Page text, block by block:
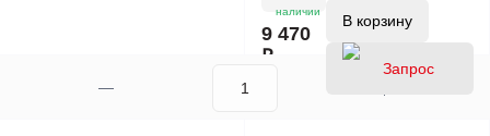
наличии
9 470
₽
В корзину